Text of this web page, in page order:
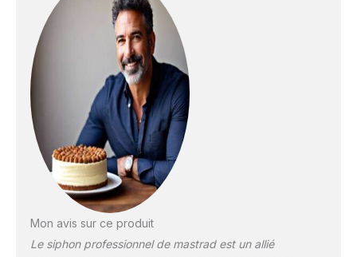
Mon avis sur ce produit
Le siphon professionnel de mastrad est un allié